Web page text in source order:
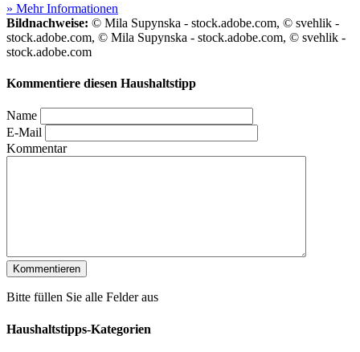
» Mehr Informationen
Bildnachweise: © Mila Supynska - stock.adobe.com, © svehlik -
stock.adobe.com, © Mila Supynska - stock.adobe.com, © svehlik -
stock.adobe.com
Kommentiere diesen Haushaltstipp
Name
E-Mail
Kommentar
Bitte füllen Sie alle Felder aus
Haushaltstipps-Kategorien